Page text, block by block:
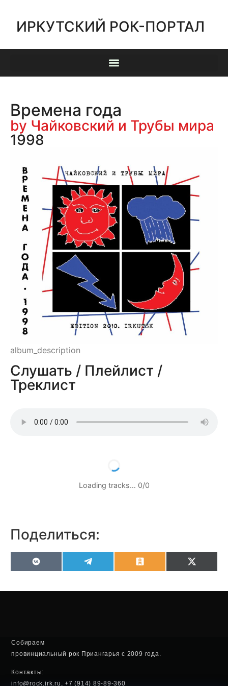
ИРКУТСКИЙ РОК-ПОРТАЛ
Времена года
by Чайковский и Трубы мира
1998
album_description
Слушать / Плейлист /
Треклист
Loading tracks… 0/0
Поделиться:
VK OdnoklassnikiX
Собираем
провинциальный рок Приангарья с 2009 года.
Контакты:
info@rock.irk.ru, +7 (914) 89-89-360